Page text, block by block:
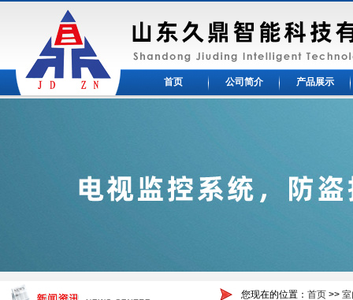
首页 公司简介 产品展示
您现在的位置：首页 >>